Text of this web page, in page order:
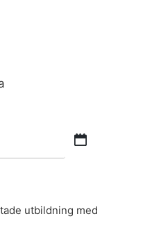
utbildning med